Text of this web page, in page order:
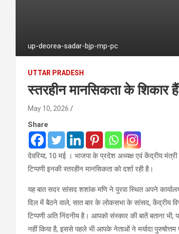
up-deorea-sadar-bjp-mp-pc
UTTAR PRADESH
स्तरहीन मानसिकता के शिकार
May 10, 2026
Share
देवरिया, 10 मई । भाजपा के प्रदेश अध्यक्ष एवं केंद्रीय
टिप्पणी इनकी स्तरहीन मानसिकता को दर्शा रही है।
यह बात सदर सांसद शशांक मणि ने पुरवा स्थित अपने
दिल में बैठने वाले, सात बार के लोकसभा के सांसद, केंद्रीय
टिप्पणी अति निंदनीय है। आपको संस्कार की बातें बताना
नहीं किया है, इससे पहले भी आपके नेताओं ने मर्यादा